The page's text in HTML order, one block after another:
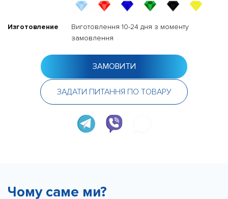
Изготовление
Виготовлення 10-24 дня з моменту
замовлення
ЗАМОВИТИ
ЗАДАТИ ПИТАННЯ ПО ТОВАРУ
Чому саме ми?